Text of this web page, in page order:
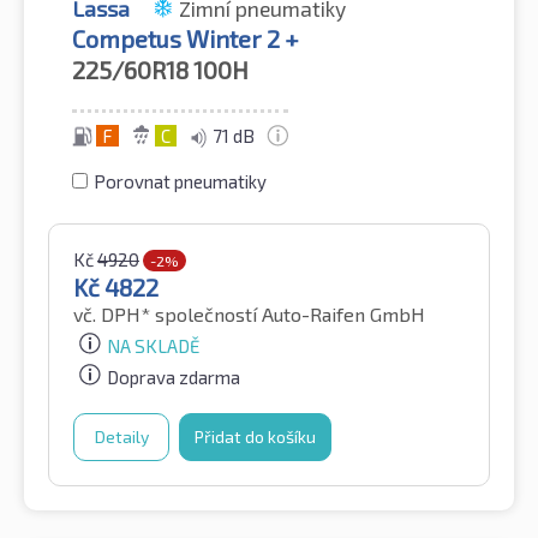
Lassa Zimní pneumatiky
Competus Winter 2 +
225/60R18100H
F C 71 dB
Porovnat pneumatiky
Kč4920 -2%
Kč4822
vč. DPH* společností Auto-Raifen GmbH
NA SKLADĚ
Doprava zdarma
Detaily Přidat do košíku